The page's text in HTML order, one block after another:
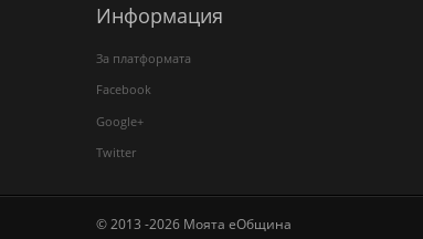
Информация
За платформата
Facebook
Google+
Twitter
© 2013 -2026 Моята еОбщина